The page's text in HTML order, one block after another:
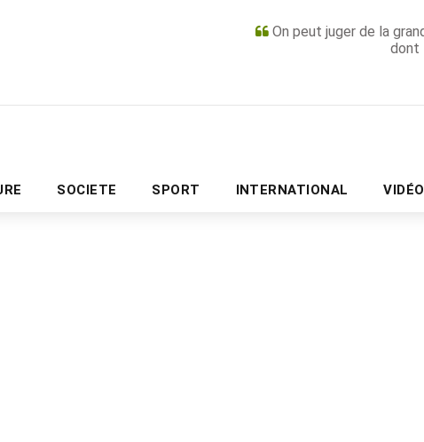
On peut juger de la
dont
SOCIETE SPORT INTERNATIONAL
PUBLICITÉ